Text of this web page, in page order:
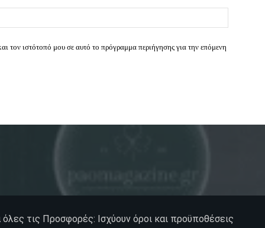
τον ιστότοπό μου σε αυτό το πρόγραμμα περιήγησης για την επόμενη
όλες τις Προσφορές: Ισχύουν όροι και προϋποθέσεις